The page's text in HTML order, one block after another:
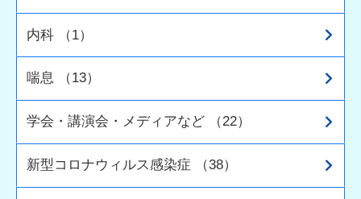
内科 （1）
喘息 （13）
学会・講演会・メディアなど （22）
新型コロナウィルス感染症 （38）